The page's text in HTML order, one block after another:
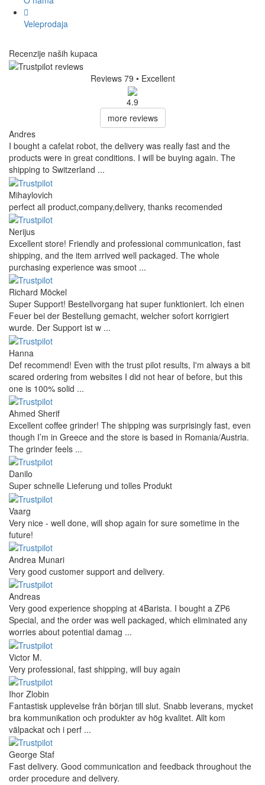
Veleprodaja
Recenzije naših kupaca
Reviews 79 • Excellent
4.9
more reviews
Andres
I bought a cafelat robot, the delivery was really fast and the
products were in great conditions. I will be buying again. The
shipping to Switzerland ...
Mihaylovich
perfect all product,company,delivery, thanks recomended
Nerijus
Excellent store! Friendly and professional communication, fast
shipping, and the item arrived well packaged. The whole
purchasing experience was smoot ...
Richard Möckel
Super Support! Bestellvorgang hat super funktioniert. Ich einen
Feuer bei der Bestellung gemacht, welcher sofort korrigiert
wurde. Der Support ist w ...
Hanna
Def recommend! Even with the trust pilot results, I'm always a bit
scared ordering from websites I did not hear of before, but this
one is 100% solid ...
Ahmed Sherif
Excellent coffee grinder! The shipping was surprisingly fast, even
though I’m in Greece and the store is based in Romania/Austria.
The grinder feels ...
Danilo
Super schnelle Lieferung und tolles Produkt
Vaarg
Very nice - well done, will shop again for sure sometime in the
future!
Andrea Munari
Very good customer support and delivery.
Andreas
Very good experience shopping at 4Barista. I bought a ZP6
Special, and the order was well packaged, which eliminated any
worries about potential damag ...
Victor M.
Very professional, fast shipping, will buy again
Ihor Zlobin
Fantastisk upplevelse från början till slut. Snabb leverans, mycket
bra kommunikation och produkter av hög kvalitet. Allt kom
välpackat och i perf ...
George Staf
Fast delivery. Good communication and feedback throughout the
order procedure and delivery.